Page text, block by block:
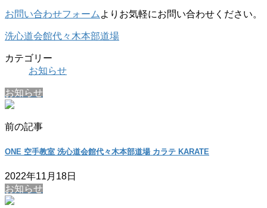
お問い合わせフォーム よりお気軽にお問い合わせください。
洗心道会館代々木本部道場
カテゴリー
お知らせ
お知らせ
前の記事
ONE 空手教室 洗心道会館代々木本部道場 カラテ KARATE
2022年11月18日
お知らせ